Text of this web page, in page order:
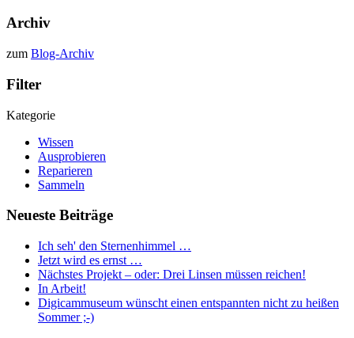
Archiv
zum Blog-Archiv
Filter
Kategorie
Wissen
Ausprobieren
Reparieren
Sammeln
Neueste Beiträge
Ich seh' den Sternenhimmel …
Jetzt wird es ernst …
Nächstes Projekt – oder: Drei Linsen müssen reichen!
In Arbeit!
Digicammuseum wünscht einen entspannten nicht zu heißen
Sommer ;-)